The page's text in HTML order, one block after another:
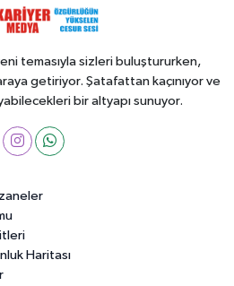
temasıyla sizleri buluştururken,
getiriyor. Şatafattan kaçınıyor ve
bir altyapı sunuyor.
Haritası